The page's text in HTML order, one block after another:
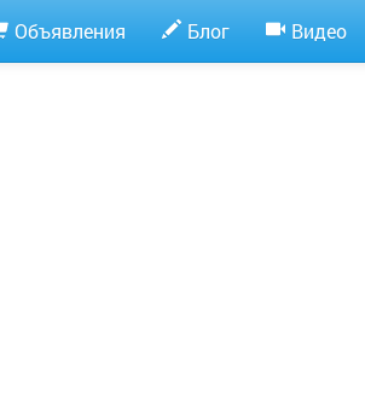
Объявления Блог Видео